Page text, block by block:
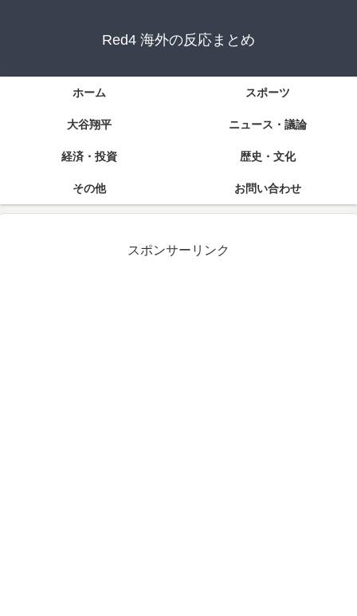
Red4 海外の反応まとめ
ホーム スポーツ
大谷翔平 ニュース・議論
経済・投資 歴史・文化
その他 お問い合わせ
スポンサーリンク